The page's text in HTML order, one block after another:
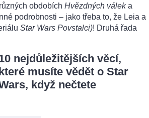
obdobích Hvězdných váleka
podrobnosti – jako třeba to, že Leia a
Star Wars Povstalci)! Druhá řada
nejdůležitějších věcí,
které musíte vědět o Star
když nečtete